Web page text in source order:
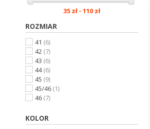
35 zł - 110 zł
ROZMIAR
41 (6)
42 (7)
43 (6)
44(6)
45 (9)
45/46 (1)
46 (7)
KOLOR